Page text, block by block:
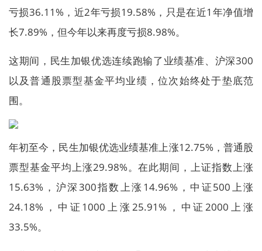
亏损36.11%，近2年亏损19.58%，只是在近1年净值增
长7.89%，但今年以来再度亏损8.98%。
这期间，民生加银优选连续跑输了业绩基准、沪深300
以及普通股票型基金平均业绩，位次始终处于垫底范
围。
年初至今，民生加银优选业绩基准上涨12.75%，普通股
票型基金平均上涨29.98%。在此期间，上证指数上涨
15.63%，沪深300指数上涨14.96%，中证500上涨
24.18%，中证1000上涨25.91%，中证2000上涨
33.5%。